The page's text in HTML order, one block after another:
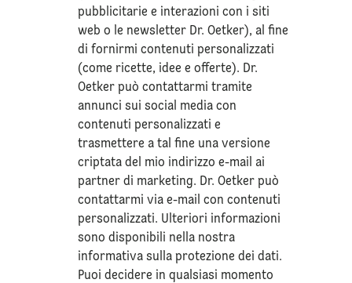
pubblicitarie e interazioni con i siti
web o le newsletter Dr. Oetker), al fine
di fornirmi contenuti personalizzati
(come ricette, idee e offerte). Dr.
Oetker può contattarmi tramite
annunci sui social media con
contenuti personalizzati e
trasmettere a tal fine una versione
criptata del mio indirizzo e-mail ai
partner di marketing. Dr. Oetker può
contattarmi via e-mail con contenuti
personalizzati. Ulteriori informazioni
sono disponibili nella nostra
informativa sullaprotezione dei dati.
Puoi decidere in qualsiasi momento